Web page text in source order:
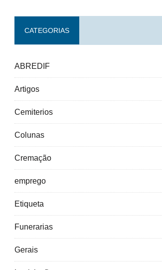
CATEGORIAS
ABREDIF
Artigos
Cemiterios
Colunas
Cremação
emprego
Etiqueta
Funerarias
Gerais